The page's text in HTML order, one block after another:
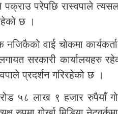
पक्राउ परेपछि रास्वपाले
छ ।
वाई चोकमा
सरकारी कार्यालयहरु
प्रदर्शन गरिरहेको छ ।
५८ लाख ९ हजार रुपैयाँ